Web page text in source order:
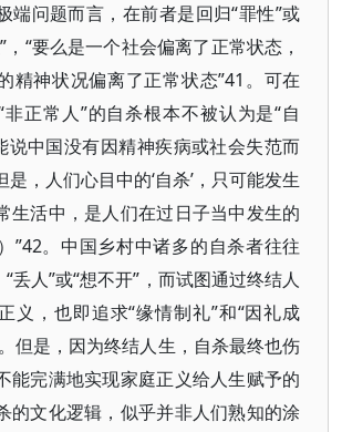
端问题而言，在前者是回归“罪性”或
，“要么是一个社会偏离了正常状态，
精神状况偏离了正常状态”41。可在
正常人”的自杀根本不被认为是“自
说中国没有因精神疾病或社会失范而
，人们心目中的‘自杀’，只可能发生
生活中，是人们在过日子当中发生的
”42。中国乡村中诸多的自杀者往往
“丢人”或“想不开”，而试图通过终结人
义，也即追求“缘情制礼”和“因礼成
但是，因为终结人生，自杀最终也伤
能完满地实现家庭正义给人生赋予的
的文化逻辑，似乎并非人们熟知的涂